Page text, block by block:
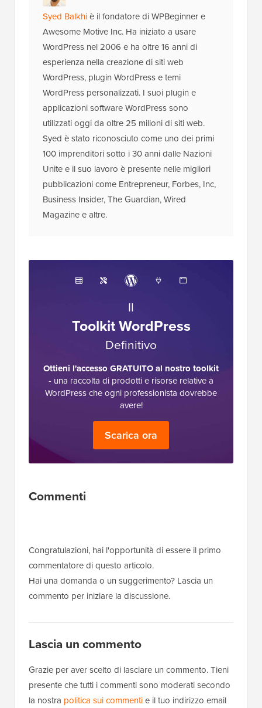
Syed Balkhiè il fondatore di WPBeginner e
Awesome Motive Inc. Ha iniziato a usare
WordPress nel 2006 e ha oltre 16 anni di
esperienza nella creazione di siti web
WordPress, plugin WordPress e temi
WordPress personalizzati. I suoi plugin e
applicazioni software WordPress sono
utilizzati oggi da oltre 25 milioni di siti web.
Syed è stato riconosciuto come uno dei primi
100 imprenditori sotto i 30 anni dalle Nazioni
Unite e il suo lavoro è presente nelle migliori
pubblicazioni come Entrepreneur, Forbes, Inc,
Business Insider, The Guardian, Wired
Magazine e altre.
Il
Toolkit WordPress
Definitivo
Ottieni l'accesso GRATUITO al nostro toolkit
- una raccolta di prodotti e risorse relative a
WordPress che ogni professionista dovrebbe
avere!
Scarica ora
Interazioni
Commenti
Congratulazioni, hai l'opportunità di essere il primo
commentatore di questo articolo.
Hai una domanda o un suggerimento? Lascia un
commento per iniziare la discussione.
Lascia un commento
Grazie per aver scelto di lasciare un commento. Tieni
presente che tutti i commenti sono moderati secondo
la nostra politica sui commentie il tuo indirizzo email